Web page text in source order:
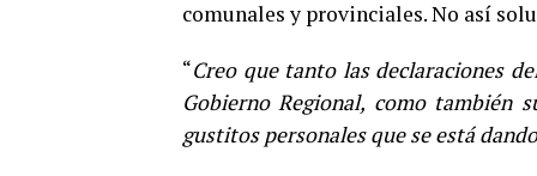
comunales y provinciales. No así
“Creo que tanto las declaraciones
Gobierno Regional, como también
gustitos personales que se está